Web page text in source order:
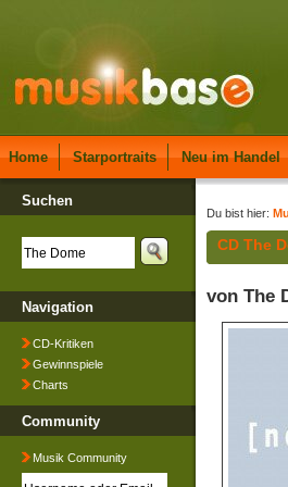
Home Starportraits Neu im Handel
Suchen
Navigation
CD-Kritiken
Gewinnspiele
Charts
Community
Musik Community
Du bist hier:
CD The
von The